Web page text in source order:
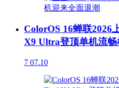
ColorOS 16蝉联2026
X9 Ultra登顶单机流畅
7 07.10